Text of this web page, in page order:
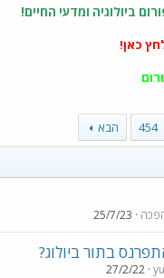
ביולוגיה ומדעי החיים!
כאן!
454 הבא
25/7/23
בתור ביולוג?
27/2/22